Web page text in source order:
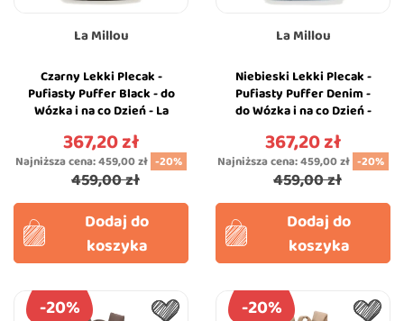
La Millou
Czarny Lekki Plecak -
Pufiasty Puffer Black - do
Wózka i na co Dzień - La
Cena
367,20 zł
Najniższa cena:459,00 zł -20%
459,00 zł
Dodaj do
koszyka
La Millou
Niebieski Lekki Plecak -
Pufiasty Puffer Denim -
do Wózka i na co Dzień -
Cena
367,20 zł
Najniższa cena:459,00 zł -20%
459,00 zł
Dodaj do
koszyka
-20% -20%